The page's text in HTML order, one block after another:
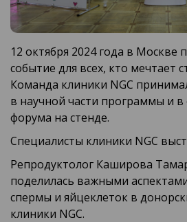
12 октября 2024 года в
событие для всех, кто мечтает
Команда клиники NGC
в научной части программы и
форума на стенде.
Специалисты клиники NGC
Репродуктолог Каширова
поделилась важными
спермы и яйцеклеток в
клиники NGC.